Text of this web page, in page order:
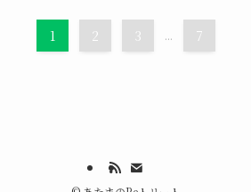
1 2 3 ... 7